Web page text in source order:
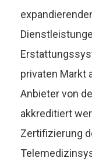
privaten Markt
Anbieter von
akkreditiert
Zertifizierung